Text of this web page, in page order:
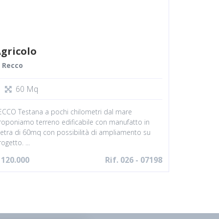
Recco
60 Mq
Testana a pochi chilometri dal mare
terreno edificabile con manufatto in
di 60mq con possibilità di ampliamento su
...
Rif. 026 - 07198